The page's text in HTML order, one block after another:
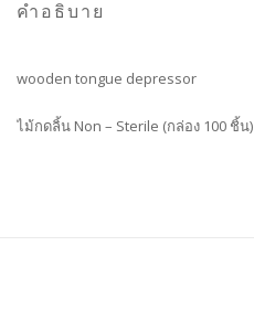
คำอธิบาย
wooden tongue depressor
ไม้กดลิ้น Non – Sterile (กล่อง 100 ชิ้น)